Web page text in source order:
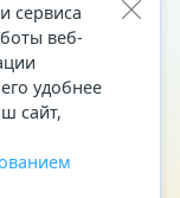
со стороны
сервиса
веб-
удобнее
сайт,